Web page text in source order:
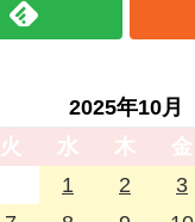
2025年10月
火 水 木 金
1
2 3